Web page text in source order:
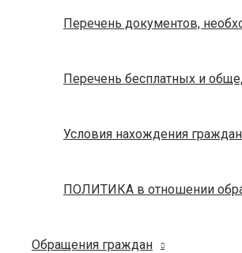
Перечень документов,
Перечень бесплатных и
Условия нахождения
ПОЛИТИКА в отношении
Обращения граждан